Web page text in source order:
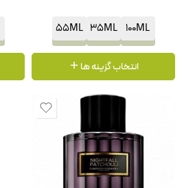
100ML
35ML
55ML
انتخاب گزینه ها